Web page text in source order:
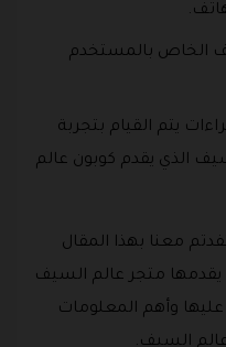
الخاص بالمستخدم
يتم القيام بتجربة
الذي يقدم كوبون عالم
معنا بهذا المقال
يقدمها متجر عالم السيف
عليها وأهم المعلومات
السيف.